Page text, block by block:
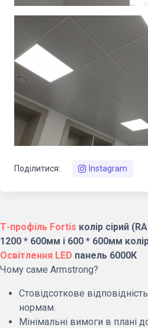
Поділитися: Instagram
Т-профіль Fortis колір сірий
1200 * 600мм і 600 * 600мм
Освітлення LED панель 6000К
Чому саме Armstrong?
Стовідсоткове
нормам.
Мінімальні вимоги в плані